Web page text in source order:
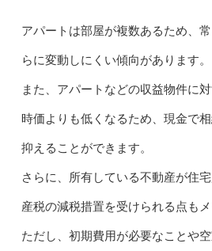
アパートは部屋が複数あるため、
らに変動しにくい傾向があります。
また、アパートなどの収益物件に
時価よりも低くなるため、現金で
抑えることができます。
さらに、所有している不動産が住
産税の減税措置を受けられる点もメ
ただし、初期費用が必要なことや